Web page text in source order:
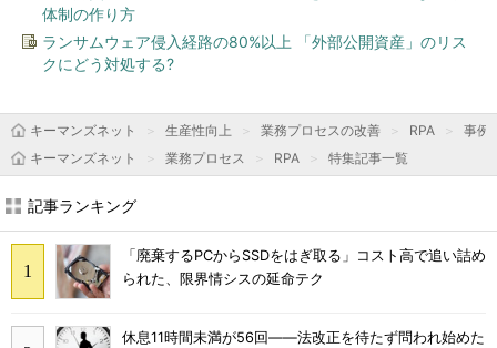
体制の作り方
ランサムウェア侵入経路の80%以上 「外部公開資産」のリス
クにどう対処する?
キーマンズネット 生産性向上 業務プロセスの改善 RPA
事例
キーマンズネット
業務プロセス RPA 特集記事一覧
記事ランキング
「廃棄するPCからSSDをはぎ取る」コスト高で追い詰め
られた、限界情シスの延命テク
休息11時間未満が56回――法改正を待たず問われ始めた